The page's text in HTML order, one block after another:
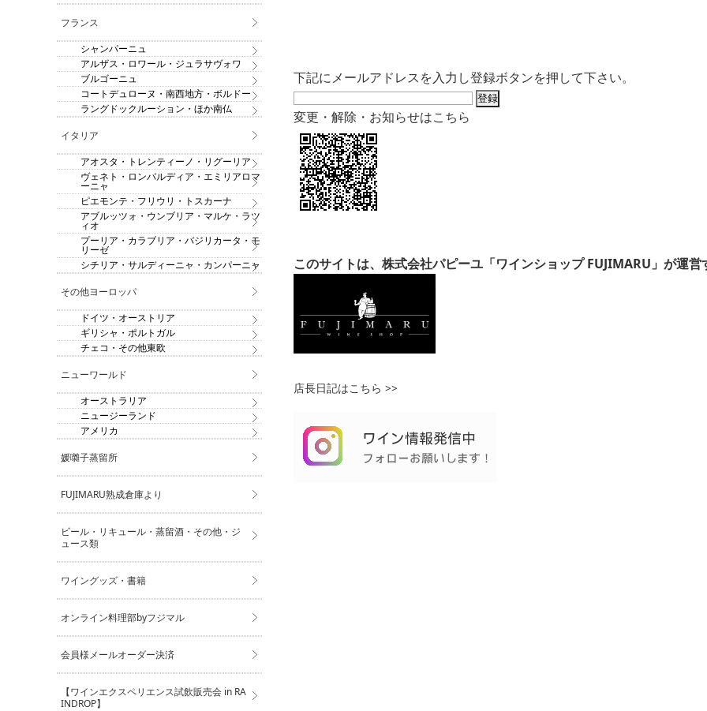
フランス
シャンパーニュ
アルザス・ロワール・ジュラサヴォワ
ブルゴーニュ
コートデュローヌ・南西地方・ボルドー
ラングドックルーション・ほか南仏
イタリア
アオスタ・トレンティーノ・リグーリア
ヴェネト・ロンバルディア・エミリアロマ
ーニャ
ピエモンテ・フリウリ・トスカーナ
アブルッツォ・ウンブリア・マルケ・ラツ
ィオ
プーリア・カラブリア・バジリカータ・モ
リーゼ
シチリア・サルディーニャ・カンパーニャ
その他ヨーロッパ
ドイツ・オーストリア
ギリシャ・ポルトガル
チェコ・その他東欧
ニューワールド
オーストラリア
ニュージーランド
アメリカ
媛囃子蒸留所
FUJIMARU熟成倉庫より
ビール・リキュール・蒸留酒・その他・ジ
ュース類
ワイングッズ・書籍
オンライン料理部byフジマル
会員様メールオーダー決済
【ワインエクスペリエンス試飲販売会 in RA
INDROP】
下記にメールアドレスを入力し登録ボタンを押して下さい。
変更・解除・お知らせはこちら
このサイトは、株式会社パピーユ「ワインショップ FUJIMARU」が運営
店長日記はこちら >>